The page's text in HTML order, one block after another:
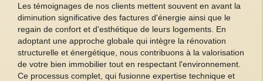
Les témoignages de nos clients mettent souvent en avant la
diminution significative des factures d'énergie ainsi que le
regain de confort et d'esthétique de leurs logements. En
adoptant une approche globale qui intègre la rénovation
structurelle et énergétique, nous contribuons à la valorisation
de votre bien immobilier tout en respectant l'environnement.
Ce processus complet, qui fusionne expertise technique et